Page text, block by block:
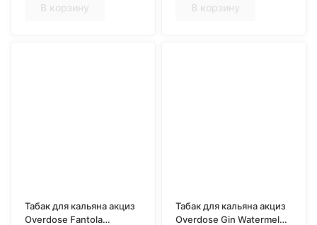
В корзину В корзину
Табак для кальяна акциз
Overdose Fantola
Табак для кальяна акциз
Overdose Gin Watermelon